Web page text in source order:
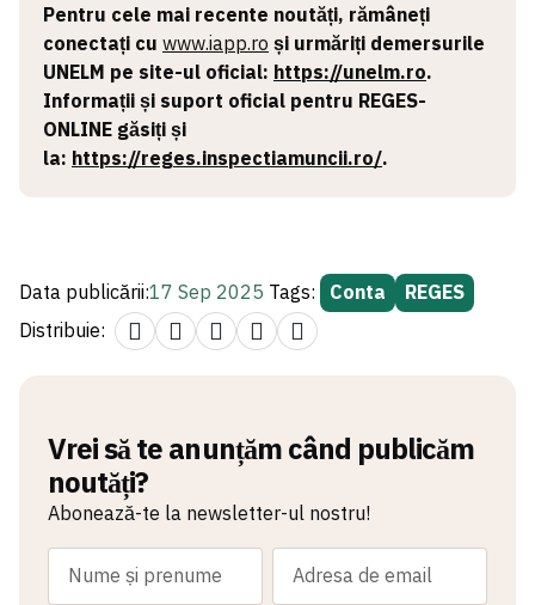
Pentru cele mai recente noutăți, rămâneți
conectați cu www.iapp.roși urmăriți demersurile
UNELM pe site-ul oficial: https://unelm.ro.
Informații și suport oficial pentru REGES-
ONLINE găsiți și
la: https://reges.inspectiamuncii.ro/.
Data publicării:17 Sep 2025 Tags: Conta
REGES
Distribuie:
Vrei să te anunțăm când publicăm
noutăți?
Abonează-te la newsletter-ul nostru!